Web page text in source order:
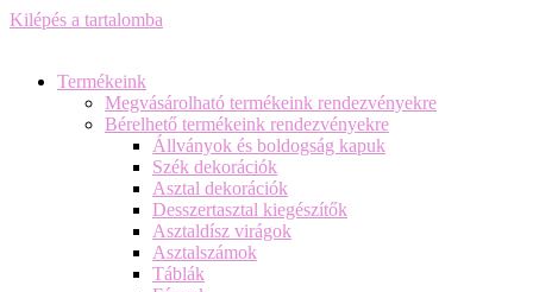
Kilépés a tartalomba
Termékeink
Megvásárolható termékeink rendezvényekre
Bérelhető termékeink rendezvényekre
Állványok és boldogság kapuk
Szék dekorációk
Asztal dekorációk
Desszertasztal kiegészítők
Asztaldísz virágok
Asztalszámok
Táblák